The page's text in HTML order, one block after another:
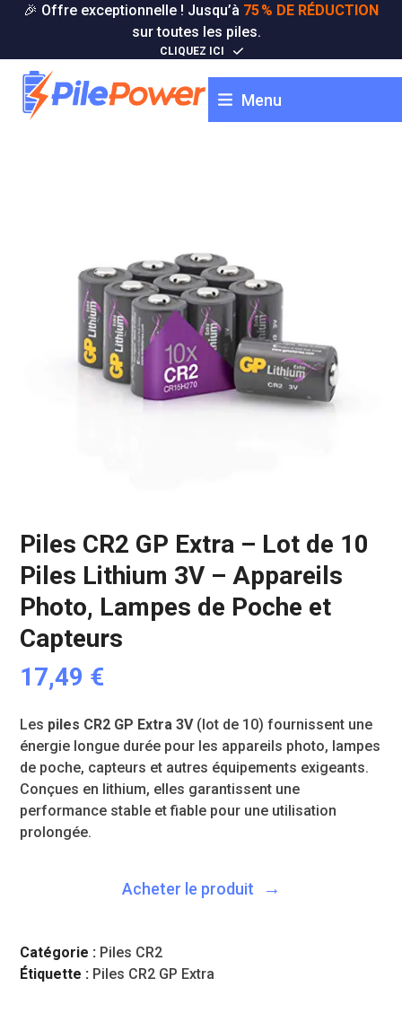
Skip🎉 Offre exceptionnelle ! Jusqu’à 75 % DE RÉDUCTION
sur toutes les piles.
CLIQUEZ ICI
Menu
Piles CR2 GP Extra – Lot de 10
Piles Lithium 3V – Appareils
Photo, Lampes de Poche et
Capteurs
17,49 €
Les piles CR2 GP Extra 3V(lot de 10) fournissent une
énergie longue durée pour les appareils photo, lampes
de poche, capteurs et autres équipements exigeants.
Conçues en lithium, elles garantissent une
performance stable et fiable pour une utilisation
prolongée.
Acheter le produit
Catégorie : Piles CR2
Étiquette : Piles CR2 GP Extra